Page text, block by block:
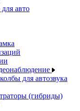
авто
для автозвука
(гибриды)